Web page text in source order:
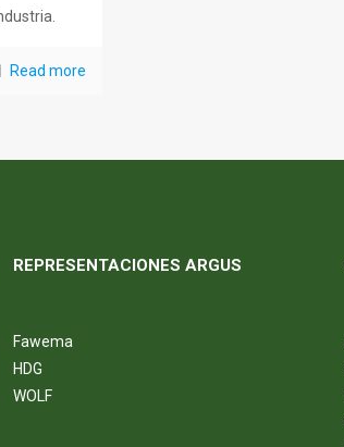
Read more
REPRESENTACIONES ARGUS
Fawema
HDG
WOLF